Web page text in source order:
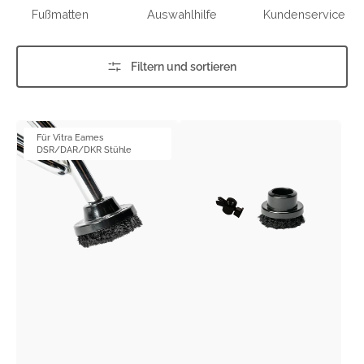
Fußmatten Auswahlhilfe Kundenservice
Filtern und sortieren
DSR-
Fixx
Für Vitra Eames
DSR/DAR/DKR Stühle